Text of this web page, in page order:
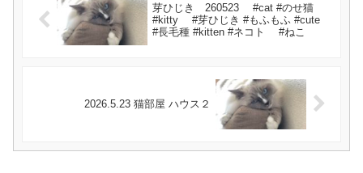
芽ひじき 260523 #cat #のせ猫
#kitty #芽ひじき #もふもふ #cute
#長毛種 #kitten #ネコト #ねこ
2026.5.23 猫部屋 ハウス２